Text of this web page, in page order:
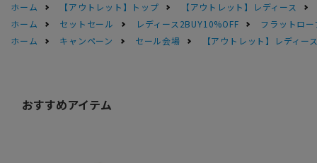
ホーム 【アウトレット】トップ
【アウトレット】レディース
ホーム
セットセール レディース2BUY10%OFF
フラットロ
ホーム
キャンペーン セール会場 【アウトレット】レディー